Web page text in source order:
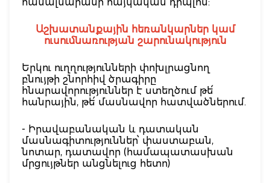
Աշխատանքային հեռանկարներ կամ
ուսումնառության շարունակություն
Երկու ուղղությունների փոխլրացնող
բնույթի շնորհիվ ծրագիրը
հնարավորություններ է ստեղծում թե՛
հանրային, թե՛ մասնավոր հատվածներում.
- Իրավաբանական և դատական
մասնագիտություններ՝ փաստաբան,
նոտար, դատավոր (համապատասխան
մրցույթներ անցնելուց հետո)